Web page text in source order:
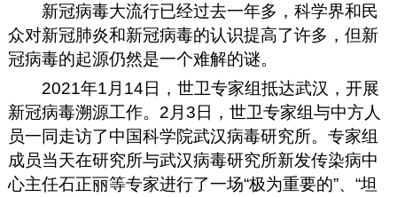
新冠病毒大流行已经过去一年多，科学界和民
众对新冠肺炎和新冠病毒的认识提高了许多，但新
冠病毒的起源仍然是一个难解的谜。
2021年1月14日，世卫专家组抵达武汉，开展
新冠病毒溯源工作。2月3日，世卫专家组与中方人
员一同走访了中国科学院武汉病毒研究所。专家组
成员当天在研究所与武汉病毒研究所新发传染病中
心主任石正丽等专家进行了一场“极为重要的”、“坦